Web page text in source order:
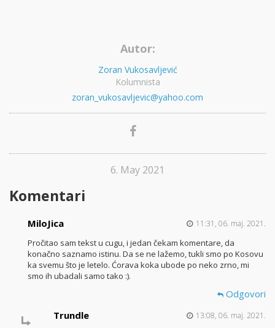
Autor:
Zoran Vukosavljević
Kolumnista
zoran_vukosavljevic@yahoo.com
6. May 2021
Komentari
MiloJica 11:31, 06. maj. 2021.
Pročitao sam tekst u cugu, i jedan čekam komentare, da
konačno saznamo istinu. Da se ne lažemo, tukli smo po Kosovu
ka svemu što je letelo. Ćorava koka ubode po neko zrno, mi
smo ih ubadali samo tako :).
Odgovori
Trundle
13:08, 06. maj. 2021.